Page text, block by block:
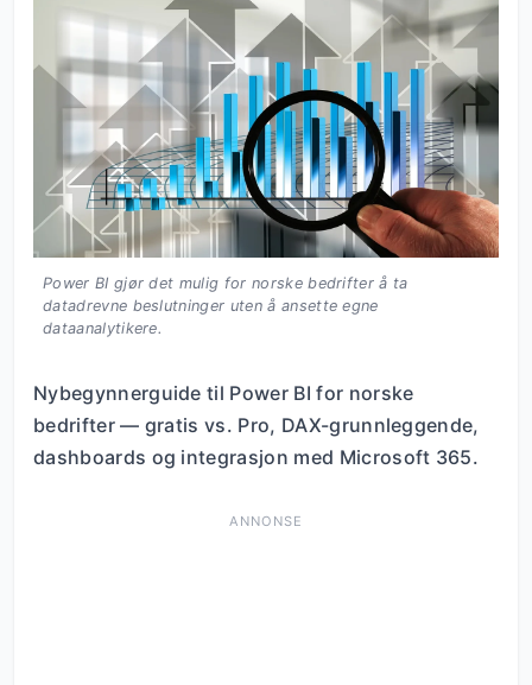
Power BI gjør det mulig for norske bedrifter å ta
datadrevne beslutninger uten å ansette egne
dataanalytikere.
Nybegynnerguide til Power BI for norske
bedrifter — gratis vs. Pro, DAX-grunnleggende,
dashboards og integrasjon med Microsoft 365.
ANNONSE